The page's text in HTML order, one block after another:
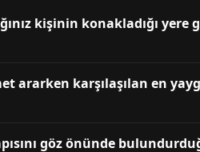
kişinin konakladığı
ararken karşılaşılan en
göz önünde